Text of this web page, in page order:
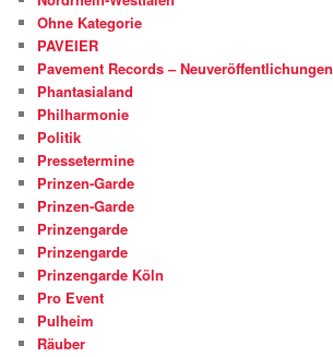
Ohne Kategorie
PAVEIER
Pavement Records – Neuveröffentlichungen
Phantasialand
Philharmonie
Politik
Pressetermine
Prinzen-Garde
Prinzen-Garde
Prinzengarde
Prinzengarde
Prinzengarde Köln
Pro Event
Pulheim
Räuber